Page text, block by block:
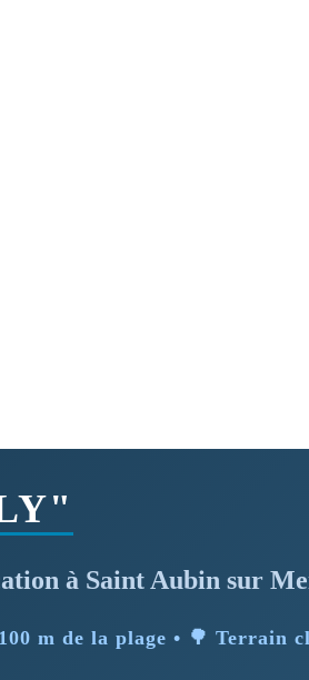
à Saint Aubin sur
m de la plage • 🌳 Terrain